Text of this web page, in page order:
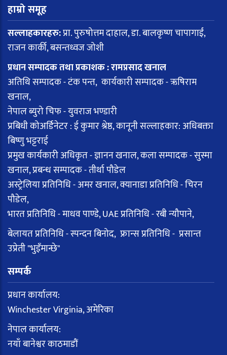
हाम्रो समूह
सल्लाहकारहरु:प्रा. पुरुषोत्तम दाहाल, डा. बालकृष्ण चापागाईं,
राजन कार्की, बसन्तध्वज जोशी
प्रधान सम्पादक तथा प्रकाशक : रामप्रसाद खनाल
अतिथि सम्पादक - टंक पन्त, कार्यकारी सम्पादक - ऋषिराम
खनाल,
नेपाल ब्युरो चिफ - युवराज भण्डारी
प्रबिधी कोअर्डिनेटर : ई कुमार श्रेष्ठ, कानूनी सल्लाहकार: अधिबक्ता
बिष्णु भट्टराई
प्रमुख कार्यकारी अधिकृत - ज्ञानन खनाल, कला सम्पादक - सुस्मा
खनाल, प्रबन्ध सम्पादक - तीर्था पौडेल
अस्ट्रेलिया प्रतिनिधि - अमर खनाल, क्यानाडा प्रतिनिधि - चिरन
पौडेल,
भारत प्रतिनिधि - माधव पाण्डे, UAE प्रतिनिधि - रबी न्यौपाने,
बेलायत प्रतिनिधि - स्पन्दन बिनोद, फ्रान्स प्रतिनिधि - प्रसान्त
उप्रेती "भुइँमान्छे"
सम्पर्क
प्रधान कार्यालय:
Winchester Virginia, अमेरिका
नेपाल कार्यालय:
नयाँ बानेश्वर काठमाडौं